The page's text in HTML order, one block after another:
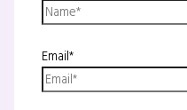
Email*